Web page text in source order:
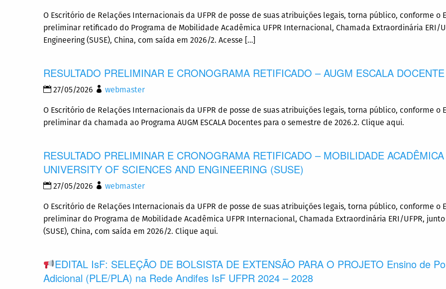
O Escritório de Relações Internacionais da UFPR de posse de suas atribuições legais, torna público, conforme
preliminar retificado do Programa de Mobilidade Acadêmica UFPR Internacional, Chamada Extraordinária ERI/
Engineering (SUSE), China, com saída em 2026/2. Acesse […]
RESULTADO PRELIMINAR E CRONOGRAMA RETIFICADO – AUGM ESCALA
27/05/2026 webmaster
O Escritório de Relações Internacionais da UFPR de posse de suas atribuições legais, torna público, conforme
preliminar da chamada ao Programa AUGM ESCALA Docentes para o semestre de 2026.2. Clique aqui.
RESULTADO PRELIMINAR E CRONOGRAMA RETIFICADO – MOBILIDADE
UNIVERSITY OF SCIENCES AND ENGINEERING (SUSE)
27/05/2026 webmaster
O Escritório de Relações Internacionais da UFPR de posse de suas atribuições legais, torna público, conforme
preliminar do Programa de Mobilidade Acadêmica UFPR Internacional, Chamada Extraordinária ERI/UFPR,
(SUSE), China, com saída em 2026/2. Clique aqui.
EDITAL IsF: SELEÇÃO DE BOLSISTA DE EXTENSÃO PARA O PROJETO Ensino de
Adicional (PLE/PLA) na Rede Andifes IsF UFPR 2024 – 2028